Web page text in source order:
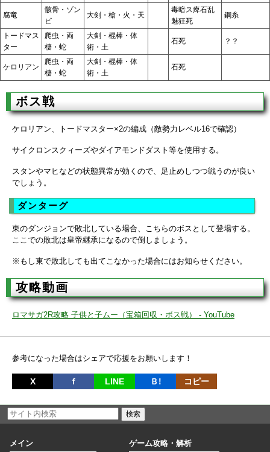
腐竜
骸骨・ゾン
ビ
大剣・槍・火・天
毒暗ス痺石乱
魅狂死
鋼糸
トードマス
ター
爬虫・両
棲・蛇
大剣・棍棒・体
術・土
石死 ？？
ケロリアン
爬虫・両
棲・蛇
大剣・棍棒・体
術・土
石死
ボス戦
ケロリアン、トードマスター×2の編成（敵勢力レベル16で確認）
サイクロンスクィーズやダイアモンドダスト等を使用する。
スタンやマヒなどの状態異常が効くので、足止めしつつ戦うのが良い
でしょう。
ダンターグ
東のダンジョンで敗北している場合、こちらのボスとして登場する。
ここでの敗北は皇帝継承になるので倒しましょう。
※もし東で敗北しても出てこなかった場合にはお知らせください。
攻略動画
ロマサガ2R攻略 子供と子ムー（宝箱回収・ボス戦） - YouTube
参考になった場合はシェアで応援をお願いします！
X ｆ LINE Ｂ! コピー
メイン ゲーム攻略・解析